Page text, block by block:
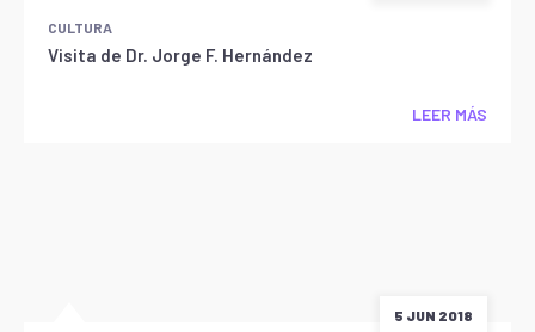
CULTURA
Visita de Dr. Jorge F. Hernández
LEER MÁS
5 JUN 2018